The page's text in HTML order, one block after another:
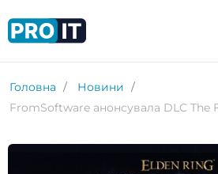
Головна
Новини